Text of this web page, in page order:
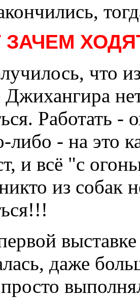
ЗАЧЕМ
что
Джихангира
Работать
либо - на это
и всё "с
из собак
даже